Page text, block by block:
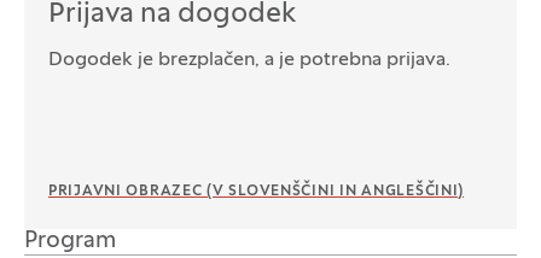
Prijava na dogodek
Dogodek je brezplačen, a je potrebna prijava.
PRIJAVNI OBRAZEC (V SLOVENŠČINI IN ANGLEŠČINI)
Program